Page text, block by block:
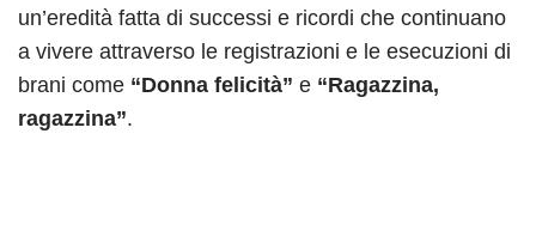
un’eredità fatta di successi e ricordi che continuano
a vivere attraverso le registrazioni e le esecuzioni di
brani come “Donna felicità” e “Ragazzina,
ragazzina”.